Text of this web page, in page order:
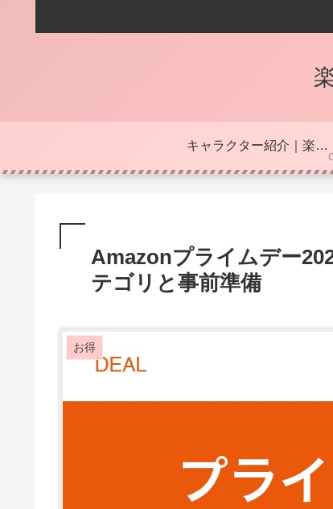
キャラクター紹介｜楽らしの案内役
Amazonプライムデー
テゴリと事前準備
お得